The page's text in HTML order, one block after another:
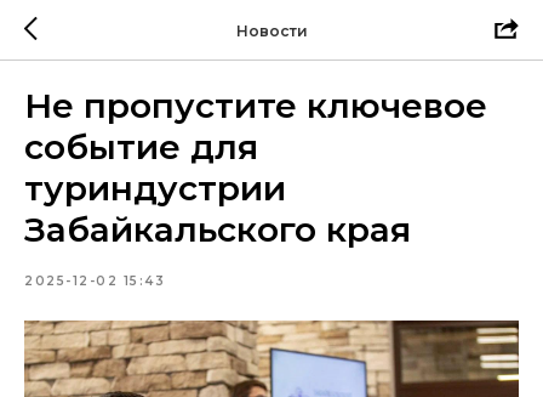
Новости
Не пропустите ключевое
событие для
туриндустрии
Забайкальского края
2025-12-02 15:43